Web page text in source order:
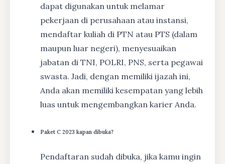
dapat digunakan untuk melamar
pekerjaan di perusahaan atau instansi,
mendaftar kuliah di PTN atau PTS (dalam
maupun luar negeri), menyesuaikan
jabatan di TNI, POLRI, PNS, serta pegawai
swasta. Jadi, dengan memiliki ijazah ini,
Anda akan memiliki kesempatan yang lebih
luas untuk mengembangkan karier Anda.
Paket C 2023 kapan dibuka?
Pendaftaran sudah dibuka, jika kamu ingin